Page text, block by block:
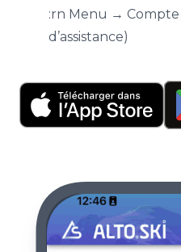
:rn Menu → Compte
d’assistance)